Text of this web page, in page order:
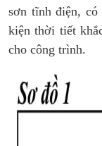
sơn tĩnh điện, có
kiện thời tiết
cho công trình.